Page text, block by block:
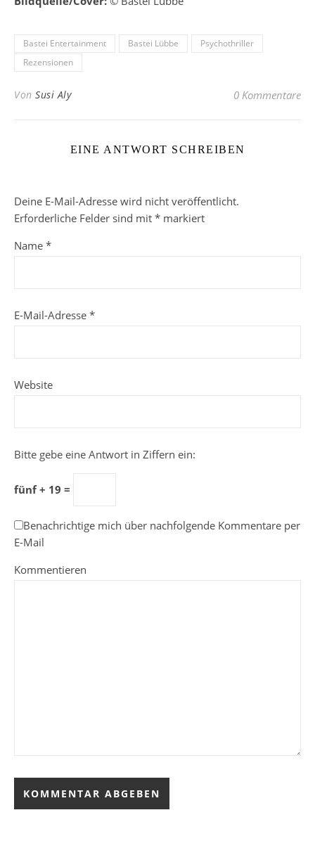
Bastei Entertainment Bastei Lübbe
Psychothriller
Rezensionen
Von Susi Aly 0 Kommentare
EINE ANTWORT SCHREIBEN
Deine E-Mail-Adresse wird nicht veröffentlicht.
Erforderliche Felder sind mit * markiert
Name *
E-Mail-Adresse *
Website
Bitte gebe eine Antwort in Ziffern ein:
fünf + 19 =
Benachrichtige mich über nachfolgende Kommentare per
E-Mail
Kommentieren